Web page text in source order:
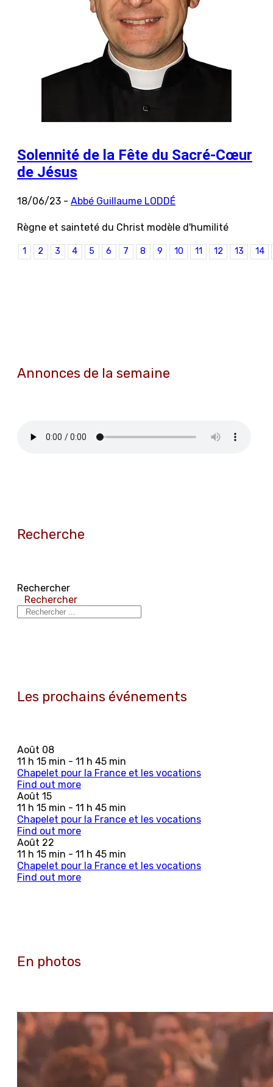
Solennité de la Fête du Sacré-Cœur
de Jésus
18/06/23 - Abbé Guillaume LODDÉ
Règne et sainteté du Christ modèle d'humilité
1 2 3 4 5 6 7 8 9 10 11 12 13 14
Annonces de la semaine
Recherche
Rechercher
Rechercher
Les prochains événements
Août 08
11 h 15 min - 11 h 45 min
Chapelet pour la France et les vocations
Find out more
Août 15
11 h 15 min - 11 h 45 min
Chapelet pour la France et les vocations
Find out more
Août 22
11 h 15 min - 11 h 45 min
Chapelet pour la France et les vocations
Find out more
En photos